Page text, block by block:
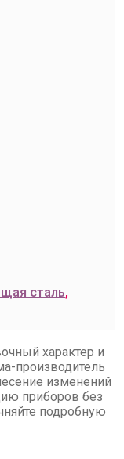
сталь,
характер и
производитель
изменений
приборов без
подробную